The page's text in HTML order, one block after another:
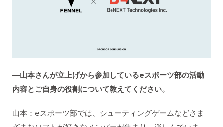
―山本さんが立上げから参加しているeスポーツ部の活動
内容とご自身の役割について教えてください。
山本：eスポーツ部では、シューティングゲームなどさま